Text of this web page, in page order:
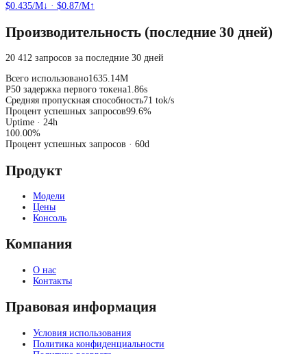
$0.435/M↓ · $0.87/M↑
Производительность (последние 30 дней)
20 412 запросов за последние 30 дней
Всего использовано1635.14M
P50 задержка первого токена1.86s
Средняя пропускная способность71 tok/s
Процент успешных запросов99.6%
Uptime · 24h
100.00%
Процент успешных запросов · 60d
Продукт
Модели
Цены
Консоль
Компания
О нас
Контакты
Правовая информация
Условия использования
Политика конфиденциальности